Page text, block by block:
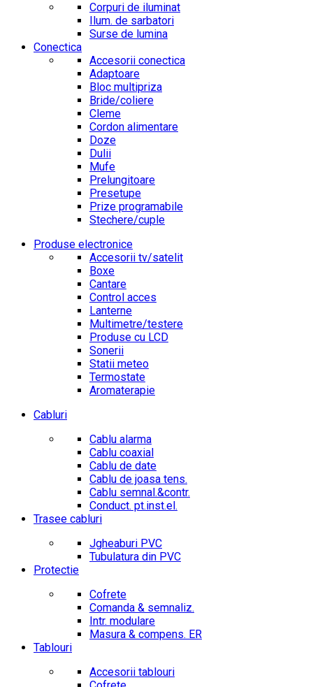
Corpuri de iluminat
Ilum. de sarbatori
Surse de lumina
Conectica
Accesorii conectica
Adaptoare
Bloc multipriza
Bride/coliere
Cleme
Cordon alimentare
Doze
Dulii
Mufe
Prelungitoare
Presetupe
Prize programabile
Stechere/cuple
Produse electronice
Accesorii tv/satelit
Boxe
Cantare
Control acces
Lanterne
Multimetre/testere
Produse cu LCD
Sonerii
Statii meteo
Termostate
Aromaterapie
Cabluri
Cablu alarma
Cablu coaxial
Cablu de date
Cablu de joasa tens.
Cablu semnal.&contr.
Conduct. pt.inst.el.
Trasee cabluri
Jgheaburi PVC
Tubulatura din PVC
Protectie
Cofrete
Comanda & semnaliz.
Intr. modulare
Masura & compens. ER
Tablouri
Accesorii tablouri